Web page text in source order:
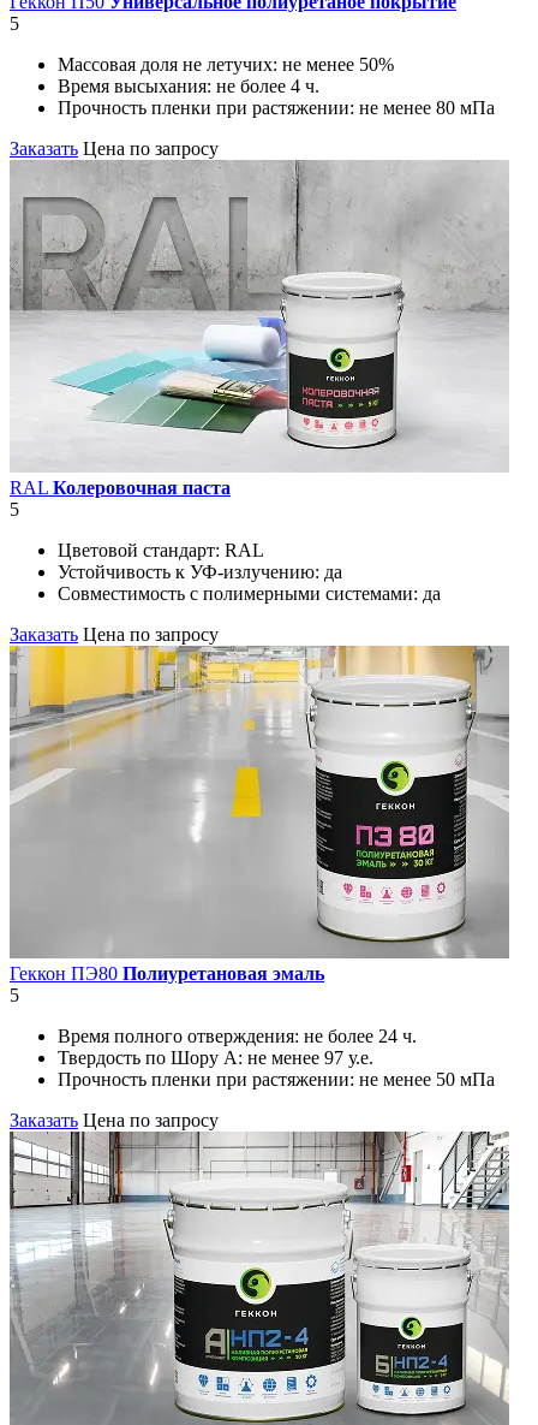
5
Массовая доля не летучих: не менее 50%
Время высыхания: не более 4 ч.
Прочность пленки при растяжении: не менее 80 мПа
Заказать Цена по запросу
RAL Колеровочная паста
5
Цветовой стандарт: RAL
Устойчивость к УФ-излучению: да
Совместимость с полимерными системами: да
Заказать Цена по запросу
Геккон ПЭ80 Полиуретановая эмаль
5
Время полного отверждения: не более 24 ч.
Твердость по Шору А: не менее 97 у.е.
Прочность пленки при растяжении: не менее 50 мПа
Заказать Цена по запросу